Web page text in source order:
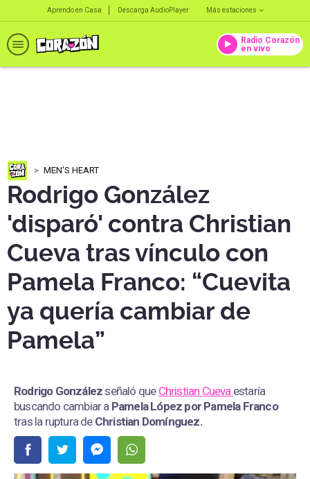
Aprendo en Casa Descarga AudioPlayer Más estaciones
Radio Corazón
en vivo
MEN'S HEART
Rodrigo González
'disparó' contra Christian
Cueva tras vínculo con
Pamela Franco: “Cuevita
ya quería cambiar de
Pamela”
Rodrigo Gonzálezseñaló que Christian Cueva estaría
buscando cambiar a Pamela López por Pamela Franco
tras la ruptura de Christian Domínguez.